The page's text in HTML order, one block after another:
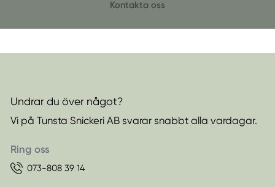
Kontakta oss
Undrar du över något?
Vi på Tunsta Snickeri AB svarar snabbt alla vardagar.
Ring oss
073-808 39 14